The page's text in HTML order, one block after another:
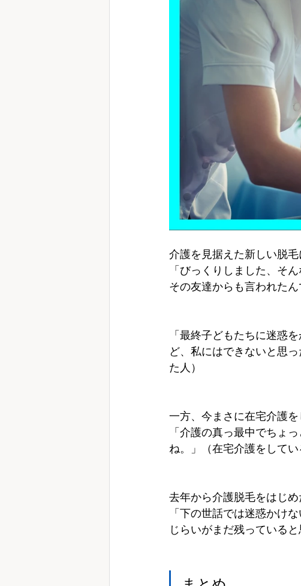
介護を見据えた新しい脱
「びっくりしました、そ
その友達からも言われた
「最終子どもたちに迷惑
ど、私にはできないと思
た人）
一方、今まさに在宅介護
「介護の真っ最中でちょ
ね。」（在宅介護をしてい
去年から介護脱毛をはじ
「下の世話では迷惑かけ
じらいがまだ残っている